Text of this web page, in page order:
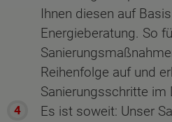
Ihnen diesen auf
Energieberatung. So
Reihenfolge auf und
Sanierungsschritte im
Es ist soweit: Unser